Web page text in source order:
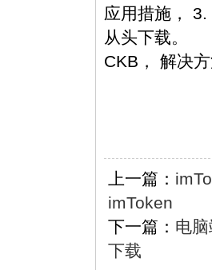
应用措施，
从头下载。
CKB， 解决
上一篇：
imToken
下一篇： 电
下载